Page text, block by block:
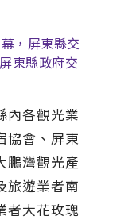
，屏東縣交
東縣政府交
內各觀光業
協會、屏東
鵬灣觀光產
旅遊業者南
者大花玫瑰